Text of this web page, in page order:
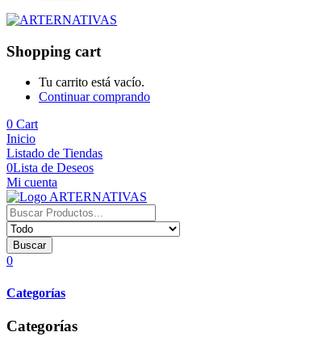
Shopping cart
Tu carrito está vacío.
Continuar comprando
0 Cart
Inicio
Listado de Tiendas
0Lista de Deseos
Mi cuenta
Buscar
0
Categorías
Categorías